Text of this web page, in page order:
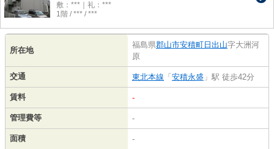
敷：***｜礼：***
1階 / *** / ***
所在地
福島県郡山市安積町日出山字大洲河
原
交通 東北本線 「 安積永盛 」駅 徒歩42分
賃料 -
管理費等 -
面積 -